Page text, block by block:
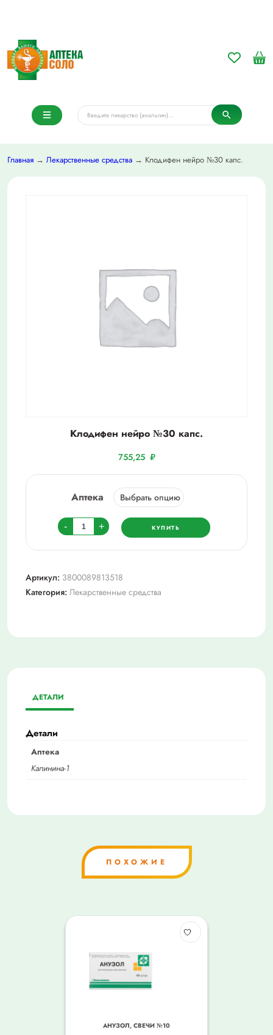
Главная → Лекарственные средства → Клодифен нейро №30 капс.
Клодифен нейро №30 капс.
755,25 ₽
Аптека
-
Количество
товара
Клодифен
№30
капс.
+ КУПИТЬ
Артикул: 3800089813518
Категория: Лекарственные средства
ДЕТАЛИ
Детали
Аптека
Калинина-1
ПОХОЖИЕ
АНУЗОЛ, СВЕЧИ №10